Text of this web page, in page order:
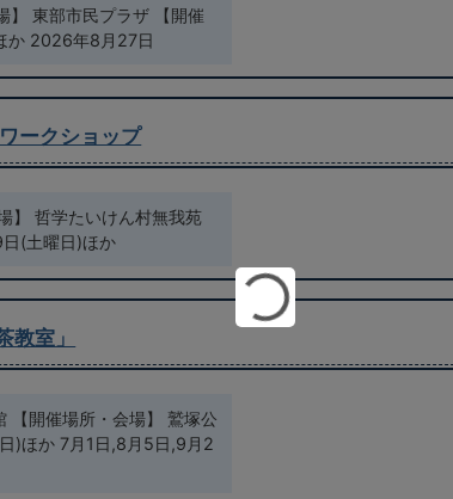
】 東部市民プラザ 【開催
か 2026年8月27日
ークショップ
】 哲学たいけん村無我苑
(土曜日)ほか
教室」
【開催場所・会場】 鷲塚公
)ほか 7月1日,8月5日,9月2